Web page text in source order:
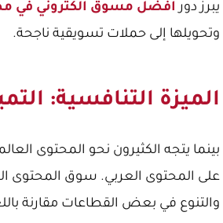
يبرز دور افضل مسوق الكتروني في
وتحويلها إلى حملات تسويقية ناجحة.
الميزة التنافسية:
بينما يتجه الكثيرون نحو المحتوى
على المحتوى العربي. سوق المحتوى
والتنوع في بعض القطاعات مقارنة